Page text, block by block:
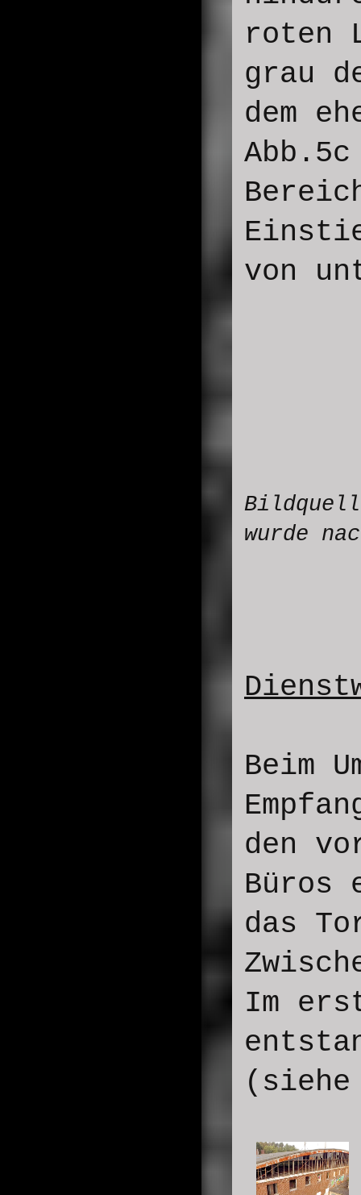
roten
grau
dem
von
wurde
Beim
den
Büros
das
Im